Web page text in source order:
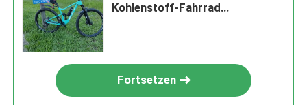
Kohlenstoff-Fahrrad
Fortsetzen